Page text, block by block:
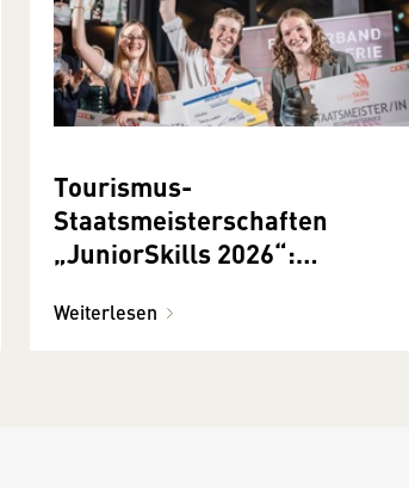
Tourismus-
Staatsmeisterschaften
„JuniorSkills 2026“:
haben sich auf höchstem
Weiterlesen